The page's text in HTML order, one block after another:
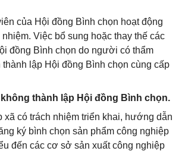
của Hội đồng Bình chọn hoạt động
Việc bổ sung hoặc thay thế các
đồng Bình chọn do người có thẩm
lập Hội đồng Bình chọn cùng cấp
không thành lập Hội đồng Bình chọn.
xã có trách nhiệm triển khai, hướng dẫn
ký bình chọn sản phẩm công nghiệp
đến các cơ sở sản xuất công nghiệp